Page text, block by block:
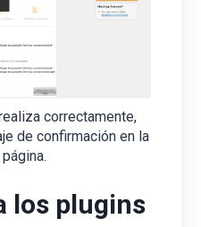
correctamente,
de confirmación en la
los plugins